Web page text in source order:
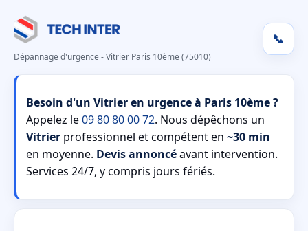
Dépannage d'urgence - Vitrier Paris 10ème (75010)
📞
Besoin d'un Vitrier en urgence à Paris 10ème ?
Appelez le09 80 80 00 72. Nous dépêchons un
Vitrier professionnel et compétent en ~30 min
en moyenne. Devis annoncéavant intervention.
Services 24/7, y compris jours fériés.